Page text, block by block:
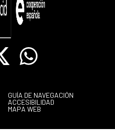
Whatsapp
GUÍA DE NAVEGACIÓN
ACCESIBILIDAD
MAPA WEB